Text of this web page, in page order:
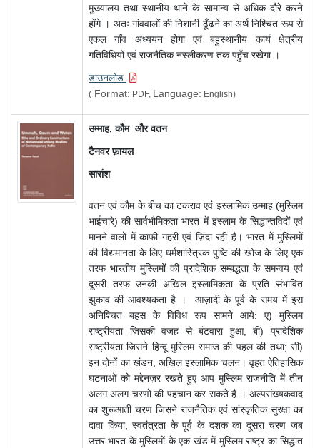
मुख्यालय तथा स्थानीय थाने के सामान्य से अधिक दौरे करने
होंगे । अतः गांववालों की निशानी ढूँढने का अर्थ निश्चित रूप से
एकल गाँव अध्ययन होगा एवं बहुस्थानीय कार्य क्षेत्रीय
गतिविधियों एवं राजनैतिक नस्लीकरण तक पहुँच रखेगा ।
डाउनलोड
( Format: PDF, Language: English)
उम्माह,कौम और वतन
टैनवर फ़ायल
सारांश
वतन एवं कौम के बीच का टकराव एवं इस्लामिक उम्माह (मुस्लिम
भाईचारे) की सार्वभौमिकता भारत में इस्लाम के सिद्धान्तविदों एवं
मानने वालों में काफी गहरी एवं ज़िंदा रही है। भारत में मुस्लिमों
की विद्यमानता के लिए धर्मशास्त्रिक पुष्टि की खोज के लिए एक
तरफ भारतीय मुस्लिमों की प्रादेशिक सम्बद्धता के समन्वय एवं
दूसरी तरफ उनकी अखिल इस्लामिकता के प्रति संभावित
झुकाव की आवश्यकता है । आज़ादी के पूर्व के समय में इस
अनिश्चित बहस के विविध रूप सामने आये: ए) मुस्लिम
राष्ट्रीयता जिसकी वजह से बंटवारा हुआ; बी) प्रादेशिक
राष्ट्रीयता जिसने हिन्दू मुस्लिम समाज की पहल की तथा; सी)
इन दोनों का खंडन, अखिल इस्लामिक चलन। वृहत ऐतिहासिक
घटनाओं को मद्देनज़र रखते हुए आप मुस्लिम राजनीति में तीन
अलग अलग चरणों की पहचान कर सकते हैं । अल्पसंख्यकवाद
का शुरूआती चरण जिसने राजनैतिक एवं सांस्कृतिक सुरक्षा का
दावा किया; स्वतंत्रता के पूर्व के दशक का दूसरा चरण जब
उत्तर भारत के मुस्लिमों के एक खंड में मुस्लिम राष्ट्र का सिद्धांत